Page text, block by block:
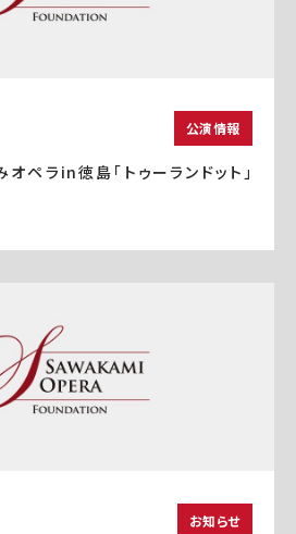
公演情報
オペラin徳島「トゥーランドット」
お知らせ